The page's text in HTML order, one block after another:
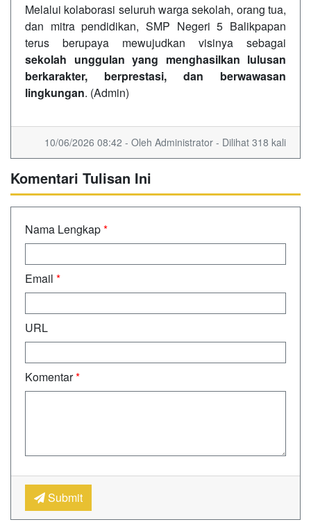
Melalui kolaborasi seluruh warga sekolah, orang tua,
dan mitra pendidikan, SMP Negeri 5 Balikpapan
terus berupaya mewujudkan visinya sebagai
sekolah unggulan yang menghasilkan lulusan
berkarakter, berprestasi, dan berwawasan
lingkungan. (Admin)
10/06/2026 08:42 - Oleh Administrator - Dilihat 318 kali
Komentari Tulisan Ini
Nama Lengkap*
Email *
URL
Komentar*
Submit